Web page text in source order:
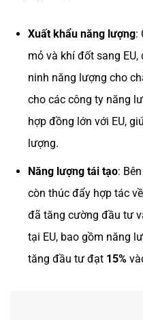
Xuất khẩu năng lượng:
mỏ và khí đốt sang
ninh năng lượng cho
cho các công ty năng
hợp đồng lớn với EU,
lượng.
Năng lượng tái tạo:
còn thúc đẩy hợp tác
đã tăng cường đầu tư
tại EU, bao gồm năng
tăng đầu tư đạt 15%